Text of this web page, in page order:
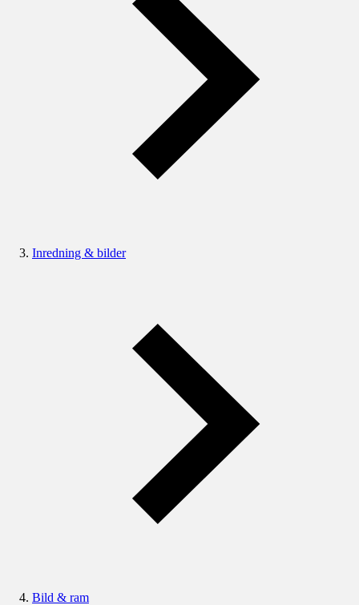
Inredning & bilder
Bild & ram